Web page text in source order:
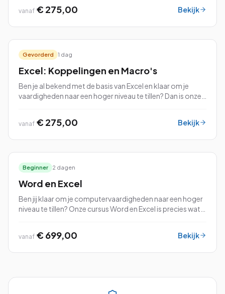
vanaf € 275,00 Bekijk
Gevorderd 1 dag
Excel: Koppelingen en Macro's
Ben je al bekend met de basis van Excel en klaar om je
vaardigheden naar een hoger niveau te tillen? Dan is onze
bronnen kunt koppelen, samenbrengen en analyseren om
stroomlijnen.
vanaf € 275,00 Bekijk
Beginner 2 dagen
Word en Excel
Ben jij klaar om je computervaardigheden naar een hoger
niveau te tillen? Onze cursus Word en Excel is precies wat
vanaf € 699,00 Bekijk